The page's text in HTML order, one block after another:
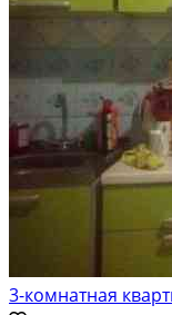
3-комнатная